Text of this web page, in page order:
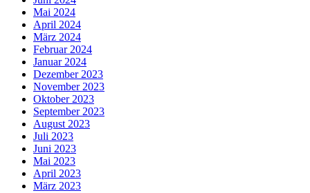
Mai 2024
April 2024
März 2024
Februar 2024
Januar 2024
Dezember 2023
November 2023
Oktober 2023
September 2023
August 2023
Juli 2023
Juni 2023
Mai 2023
April 2023
März 2023